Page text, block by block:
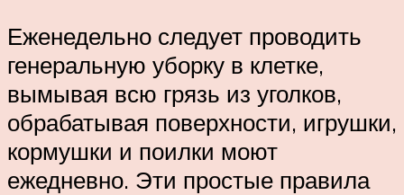
Еженедельно следует проводить
генеральную уборку в клетке,
вымывая всю грязь из уголков,
обрабатывая поверхности, игрушки,
кормушки и поилки моют
ежедневно. Эти простые правила